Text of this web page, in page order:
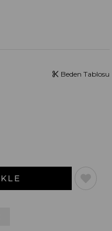
Beden Tablosu